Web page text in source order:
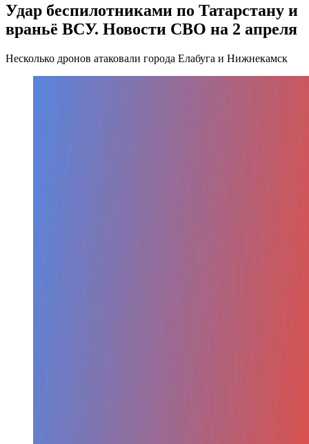
Удар беспилотниками по Татарстану и
враньё ВСУ. Новости СВО на 2 апреля
Несколько дронов атаковали города Елабуга и Нижнекамск